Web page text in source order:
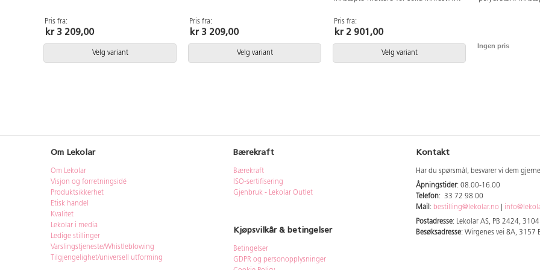
Pris fra:
kr 3 209,00
Velg variant
Setebredde 44 cm, setedybde 40 cm.
Pris fra:
kr 3 209,00
Velg variant
hjul. Sittehøyde 50-70 cm.
Setebredde 38 cm, setedybde 34 cm.
Pris fra:
kr 2 901,00
Velg variant
Ingen pris
Om Lekolar
Om Lekolar
Visjon og forretningsidé
Produktsikkerhet
Etisk handel
Kvalitet
Lekolar i media
Ledige stillinger
Varslingstjeneste/Whistleblowing
Tilgjengelighet/universell utforming
Bærekraft
Bærekraft
ISO-sertifisering
Gjenbruk - Lekolar Outlet
Kjøpsvilkår & betingelser
Betingelser
GDPR og personopplysninger
Kontakt
Har du spørsmål, besvarer vi dem
Åpningstider: 08.00-16.00
Telefon: 33 72 98 00
Mail : bestilling@lekolar.no
Postadresse: Lekolar AS, PB 2424,
Besøksadresse: Wirgenes vei 8A, 3157